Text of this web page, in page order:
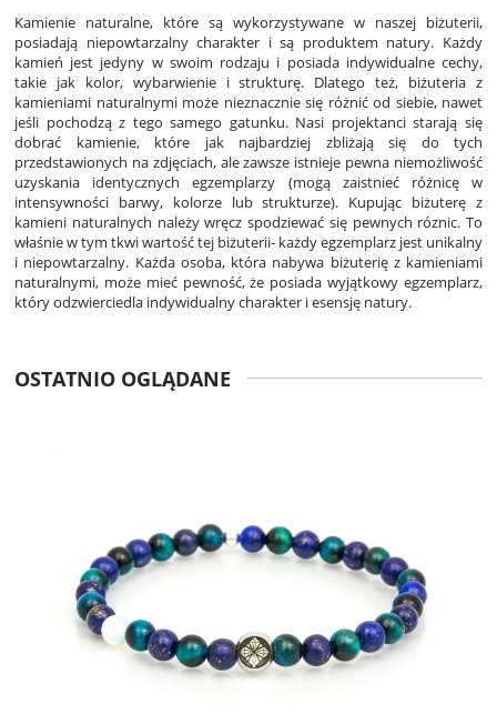
Kamienie naturalne, które są wykorzystywane w naszej biżuterii,
posiadają niepowtarzalny charakter i są produktem natury. Każdy
kamień jest jedyny w swoim rodzaju i posiada indywidualne cechy,
takie jak kolor, wybarwienie i strukturę. Dlatego też, biżuteria z
kamieniami naturalnymi może nieznacznie się różnić od siebie, nawet
jeśli pochodzą z tego samego gatunku. Nasi projektanci starają się
dobrać kamienie, które jak najbardziej zbliżają się do tych
przedstawionych na zdjęciach, ale zawsze istnieje pewna niemożliwość
uzyskania identycznych egzemplarzy (mogą zaistnieć różnicę w
intensywności barwy, kolorze lub strukturze). Kupując biżuterę z
kamieni naturalnych należy wręcz spodziewać się pewnych róznic. To
właśnie w tym tkwi wartość tej biżuterii- każdy egzemplarz jest unikalny
i niepowtarzalny. Każda osoba, która nabywa biżuterię z kamieniami
naturalnymi, może mieć pewność, że posiada wyjątkowy egzemplarz,
który odzwierciedla indywidualny charakter i esensję natury.
OSTATNIO OGLĄDANE